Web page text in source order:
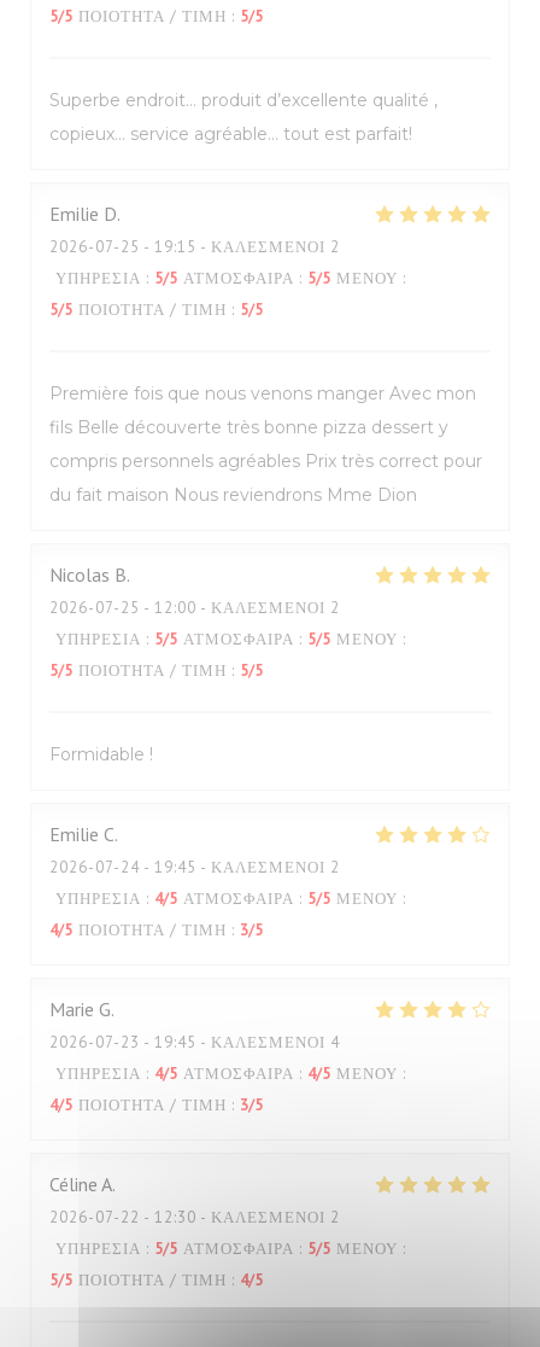
5/5 ΠΟΙΌΤΗΤΑ / ΤΙΜΉ : 5/5
Superbe endroit… produit d’excellente qualité ,
copieux… service agréable… tout est parfait!
Emilie D
2026-07-25 - 19:15 - ΚΑΛΕΣΜΈΝΟΙ 2
ΥΠΗΡΕΣΊΑ : 5/5 ΑΤΜΌΣΦΑΙΡΑ : 5/5 ΜΕΝΟΎ :
5/5 ΠΟΙΌΤΗΤΑ / ΤΙΜΉ : 5/5
Première fois que nous venons manger Avec mon
fils Belle découverte très bonne pizza dessert y
compris personnels agréables Prix très correct pour
du fait maison Nous reviendrons Mme Dion
Nicolas B
2026-07-25 - 12:00 - ΚΑΛΕΣΜΈΝΟΙ 2
ΥΠΗΡΕΣΊΑ : 5/5 ΑΤΜΌΣΦΑΙΡΑ : 5/5 ΜΕΝΟΎ :
5/5 ΠΟΙΌΤΗΤΑ / ΤΙΜΉ : 5/5
Formidable !
Emilie C
2026-07-24 - 19:45 - ΚΑΛΕΣΜΈΝΟΙ 2
ΥΠΗΡΕΣΊΑ : 4/5 ΑΤΜΌΣΦΑΙΡΑ : 5/5 ΜΕΝΟΎ :
4/5 ΠΟΙΌΤΗΤΑ / ΤΙΜΉ : 3/5
Marie G
2026-07-23 - 19:45 - ΚΑΛΕΣΜΈΝΟΙ 4
ΥΠΗΡΕΣΊΑ : 4/5 ΑΤΜΌΣΦΑΙΡΑ : 4/5 ΜΕΝΟΎ :
4/5 ΠΟΙΌΤΗΤΑ / ΤΙΜΉ : 3/5
Céline A
2026-07-22 - 12:30 - ΚΑΛΕΣΜΈΝΟΙ 2
ΥΠΗΡΕΣΊΑ : 5/5 ΑΤΜΌΣΦΑΙΡΑ : 5/5 ΜΕΝΟΎ :
5/5 ΠΟΙΌΤΗΤΑ / ΤΙΜΉ : 4/5